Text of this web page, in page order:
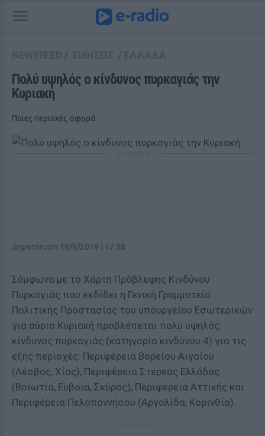
Πολύ υψηλός ο κίνδυνος πυρκαγιάς την
Κυριακή
Ποιες περιοχές αφορά
Δημοσίευση 18/8/2018 | 17:38
Σύμφωνα με το Χάρτη Πρόβλεψης Κινδύνου
Πυρκαγιάς που εκδίδει η Γενική Γραμματεία
Πολιτικής Προστασίας του υπουργείου Εσωτερικών
για αύριο Κυριακή προβλέπεται πολύ υψηλός
κίνδυνος πυρκαγιάς (κατηγορία κινδύνου 4) για τις
εξής περιοχές: Περιφέρεια Βορείου Αιγαίου
(Λέσβος, Χίος), Περιφέρεια Στερεάς Ελλάδας
(Βοιωτία, Εύβοια, Σκύρος), Περιφέρεια Αττικής και
Περιφέρεια Πελοποννήσου (Αργολίδα, Κορινθία).